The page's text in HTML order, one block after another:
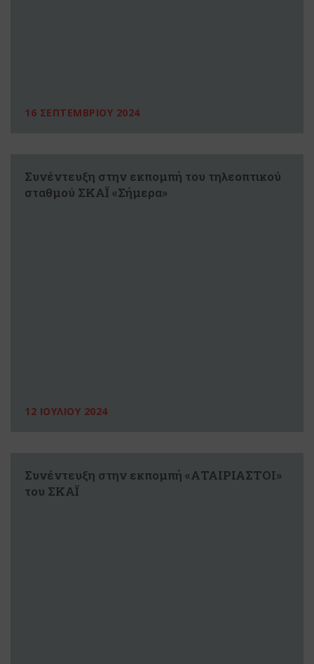
16 ΣΕΠΤΕΜΒΡΙΟΥ 2024
Συνέντευξη στην εκπομπή του τηλεοπτικού
σταθμού ΣΚΑΪ «Σήμερα»
12 ΙΟΥΛΙΟΥ 2024
Συνέντευξη στην εκπομπή «ΑΤΑΙΡΙΑΣΤΟΙ»
του ΣΚΑΪ